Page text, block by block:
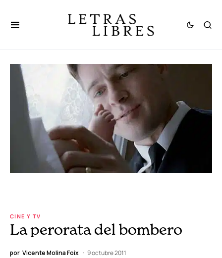
CINE Y TV
La perorata del bombero
por Vicente Molina Foix 9 octubre 2011